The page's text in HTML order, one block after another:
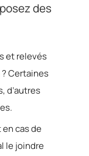
des
et relevés
Certaines
d’autres
cas de
le joindre